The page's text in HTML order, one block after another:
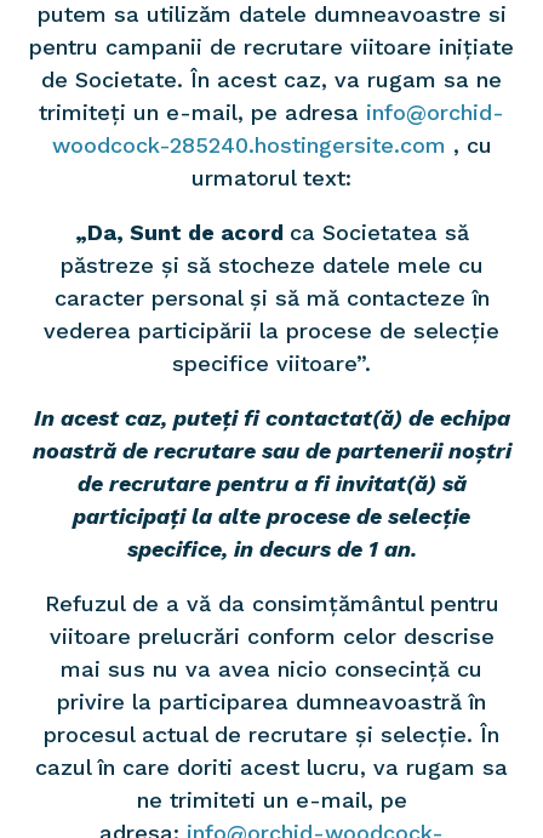
putem sa utilizăm datele dumneavoastre si
pentru campanii de recrutare viitoare inițiate
de Societate. În acest caz, va rugam sa ne
trimiteți un e-mail, pe adresa info@orchid-
woodcock-285240.hostingersite.com , cu
urmatorul text:
„Da, Sunt de acord ca Societatea să
păstreze și să stocheze datele mele cu
caracter personal și să mă contacteze în
vederea participării la procese de selecție
specifice viitoare”.
In acest caz, puteți fi contactat(ă) de echipa
noastră de recrutare sau de partenerii noștri
de recrutare pentru a fi invitat(ă) să
participați la alte procese de selecție
specifice, in decurs de 1 an.
Refuzul de a vă da consimțământul pentru
viitoare prelucrări conform celor descrise
mai sus nu va avea nicio consecință cu
privire la participarea dumneavoastră în
procesul actual de recrutare și selecție. În
cazul în care doriti acest lucru, va rugam sa
ne trimiteti un e-mail, pe
adresa: info@orchid-woodcock-